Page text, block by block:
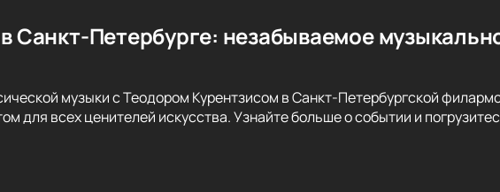
Санкт-Петербурге: незабываемое
музыки с Теодором Курентзисом в Санкт-Петербургской
для всех ценителей искусства. Узнайте больше о событии и